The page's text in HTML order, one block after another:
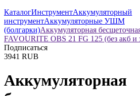
КаталогИнструментАккумуляторный
инструментАккумуляторные УШМ
(болгарки)Аккумуляторная
FAVOURITE OBS 21 FG 125 (без акб и
Подписаться
3941 RUB
Аккумуляторная